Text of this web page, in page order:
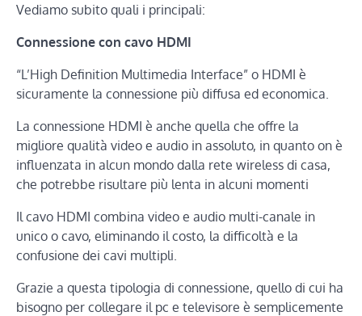
Vediamo subito quali i principali:
Connessione con cavo HDMI
“L’High Definition Multimedia Interface” o HDMI è
sicuramente la connessione più diffusa ed economica.
La connessione HDMI è anche quella che offre la
migliore qualità video e audio in assoluto, in quanto on è
influenzata in alcun mondo dalla rete wireless di casa,
che potrebbe risultare più lenta in alcuni momenti
Il cavo HDMI combina video e audio multi-canale in
unico o cavo, eliminando il costo, la difficoltà e la
confusione dei cavi multipli.
Grazie a questa tipologia di connessione, quello di cui ha
bisogno per collegare il pc e televisore è semplicemente